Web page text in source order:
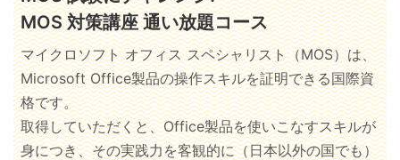
MOS 対策講座 通い放題コース
マイクロソフト オフィス スペシャリスト（MOS）は、
Microsoft Office製品の操作スキルを証明できる国際資
格です。
取得していただくと、Office製品を使いこなすスキルが
身につき、その実践力を客観的に（日本以外の国でも）